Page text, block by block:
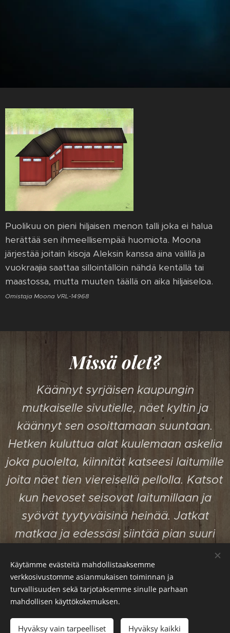
Puolikuu on pieni hiljaisen menon talli joka ei halua
herättää sen ihmeellisempää huomiota. Moona
järjestää joitain kisoja Aleksin kanssa aina välillä ja
vuokraajia saattaa sillointällöin nähdä kentällä tai
maastossa, mutta muuten täällä on aika hiljaiseloa.
Omistaja Moona VRL-14968
Missä olet?
Käännyt syrjäisen kaupungin
mutkaiselle sivutielle, näet kyltin ja
käännyt sen osoittamaan suuntaan.
Hetken kuluttua alat kuulemaan askelia
joka puolelta, kiinnität katseesi laitumille
joita näet tien viereisellä pellolla. Katsot
kun hevoset seisovat laitumillaan ja
syövät tyytyväisinä heinää. Jatkat
matkaa ja edessäsi siintää pian suuri
punainen rakennus, jonka ison etuoven
yläpuolella on kyltti hevosesta ja
puolikkaasta kuusta, se ei ole talo, se on
talli. Nyt ei ole erehdystäkään siitä
missä olet, olet saapunut Puolikuun
Käytämme evästeitä mahdollistaaksemme
verkkosivustomme asianmukaisen toiminnan ja
turvallisuuden sekä tarjotaksemme sinulle parhaan
mahdollisen käyttökokemuksen.
Hyväksy vain tarpeelliset Hyväksy kaikki